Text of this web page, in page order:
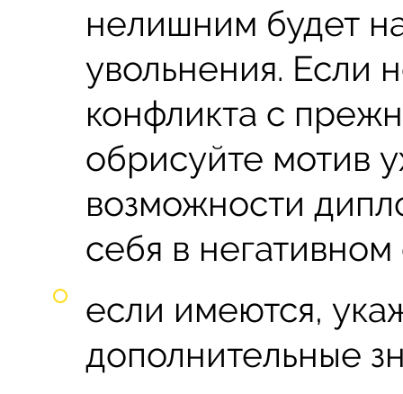
нелишним будет
увольнения. Если
конфликта с
обрисуйте мотив
возможности
себя в негативном
если имеются,
дополнительные